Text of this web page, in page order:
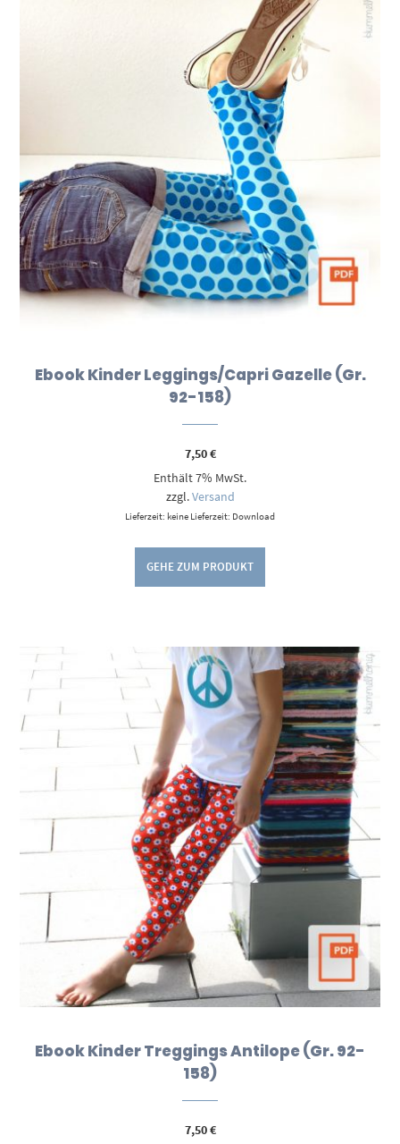
Ebook Kinder Leggings/Capri Gazelle (Gr.
92-158)
7,50€
Enthält 7% MwSt.
zzgl.Versand
Lieferzeit: keine Lieferzeit: Download
GEHE ZUM PRODUKT
Ebook Kinder Treggings Antilope (Gr. 92-
158)
7,50€